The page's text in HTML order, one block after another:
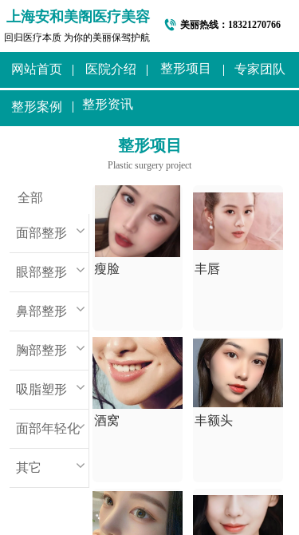
上海安和美阁医疗美容
回归医疗本质 为你的美丽保驾护航
美丽热线： 18321270766
网站首页 医院介绍 专家团队
整形项目
整形资讯
整形案例
整形项目
Plastic surgery project
全部
面部整形
眼部整形
鼻部整形
胸部整形
吸脂塑形
面部年轻化
其它
瘦脸 丰唇
酒窝 丰额头